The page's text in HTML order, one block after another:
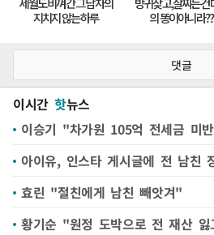
댓글
이시간 핫뉴스
이승기 "차가원 105억 전세금 미
아이유, 인스타 게시글에 전 남친
효린 "절친에게 남친 빼앗겨"
황기순 "원정 도박으로 전 재산